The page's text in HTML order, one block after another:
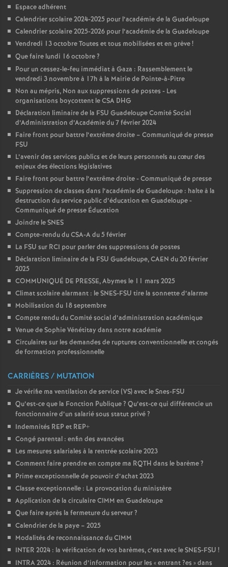
Espace adhérent
Calendrier scolaire 2024-2025 pour l’académie de la Guadeloupe
Calendrier scolaire 2025-2026 pour l’académie de la Guadeloupe
Vendredi 13 octobre Toutes et tous mobilisées et en grève!
Que faire lundi 16 octobre?
Pour un cessez-le-feu immédiat à Gaza : Rassemblement le
vendredi 3 novembre à 17h à la Mairie de Pointe-à-Pitre
Non au mépris, Non aux suppressions de postes - Les
organisations boycottent le CSA DHG
Déclaration liminaire de la FSU Guadeloupe Comité Social
d’Administration d’Académie du 7 février 2024
Faire front pour battre l’extrême droite – Communiqué de presse
FSU
L’avenir des services publics et de leurs personnels au cœur des
enjeux des élections législatives
Faire front pour battre l’extrême droite - Communiqué de presse
Suppression de classes dans l’académie de Guadeloupe : halte à la
destruction du service public d’éducation en Guadeloupe -
Communiqué de presse Éducation
Joindre le SNES
Compte-rendu du CSA-A du 5 février
La FSU sur RCI pour parler des suppressions de postes
Déclaration liminaire de la FSU Guadeloupe, CAEN du 20 février
2025
COMMUNIQUÉ DE PRESSE, Abymes le 11 mars 2025
Climat scolaire alarmant : le SNES-FSU tire la sonnette d’alarme
Mobilisation du 18 septembre
Compte rendu du Comité social d’administration académique
Venue de Sophie Vénétitay dans notre académie
Circulaires sur les demandes de ruptures conventionnelle et congés
de formation professionnelle
CARRIÈRES / MUTATION
Je vérifie ma ventilation de service (VS) avec le Snes-FSU
Qu’est-ce que la Fonction Publique? Qu’est-ce qui différencie un
fonctionnaire d’un salarié sous statut privé?
Indemnités REP et REP+
Congé parental : enfin des avancées
Les mesures salariales à la rentrée scolaire 2023
Comment faire prendre en compte ma RQTH dans le barème?
Prime exceptionnelle de pouvoir d’achat 2023
Classe exceptionnelle : La provocation du ministère
Application de la circulaire CIMM en Guadeloupe
Que faire après la fermeture du serveur?
Calendrier de la paye – 2025
Modalités de reconnaissance du CIMM
INTER 2024 : la vérification de vos barèmes, c’est avec le SNES-FSU !
INTRA 2024 : Réunion d’information pour les «entrant?es » dans